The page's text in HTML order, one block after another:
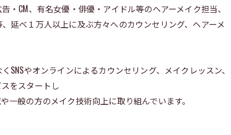
・CM、有名女優・俳優・アイドル等のヘアーメイク担当、
延べ１万人以上に及ぶ方々へのカウンセリング、ヘアーメ
SNSやオンラインによるカウンセリング、メイクレッスン、
をスタートし
一般の方のメイク技術向上に取り組んでいます。